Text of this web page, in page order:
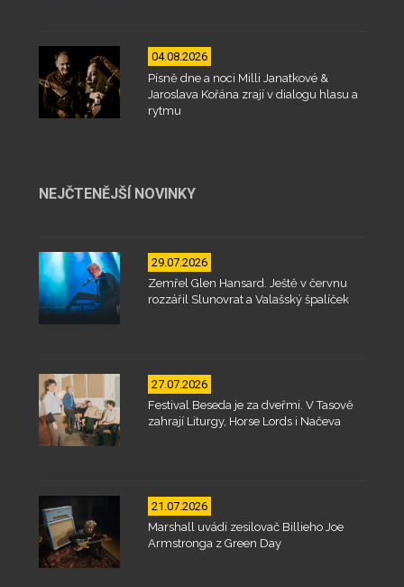
04.08.2026
Písně dne a noci Milli Janatkové &
Jaroslava Kořána zrají v dialogu hlasu a
rytmu
NEJČTENĚJŠÍ NOVINKY
29.07.2026
Zemřel Glen Hansard. Ještě v červnu
rozzářil Slunovrat a Valašský špalíček
27.07.2026
Festival Beseda je za dveřmi. V Tasově
zahrají Liturgy, Horse Lords i Načeva
21.07.2026
Marshall uvádí zesilovač Billieho Joe
Armstronga z Green Day